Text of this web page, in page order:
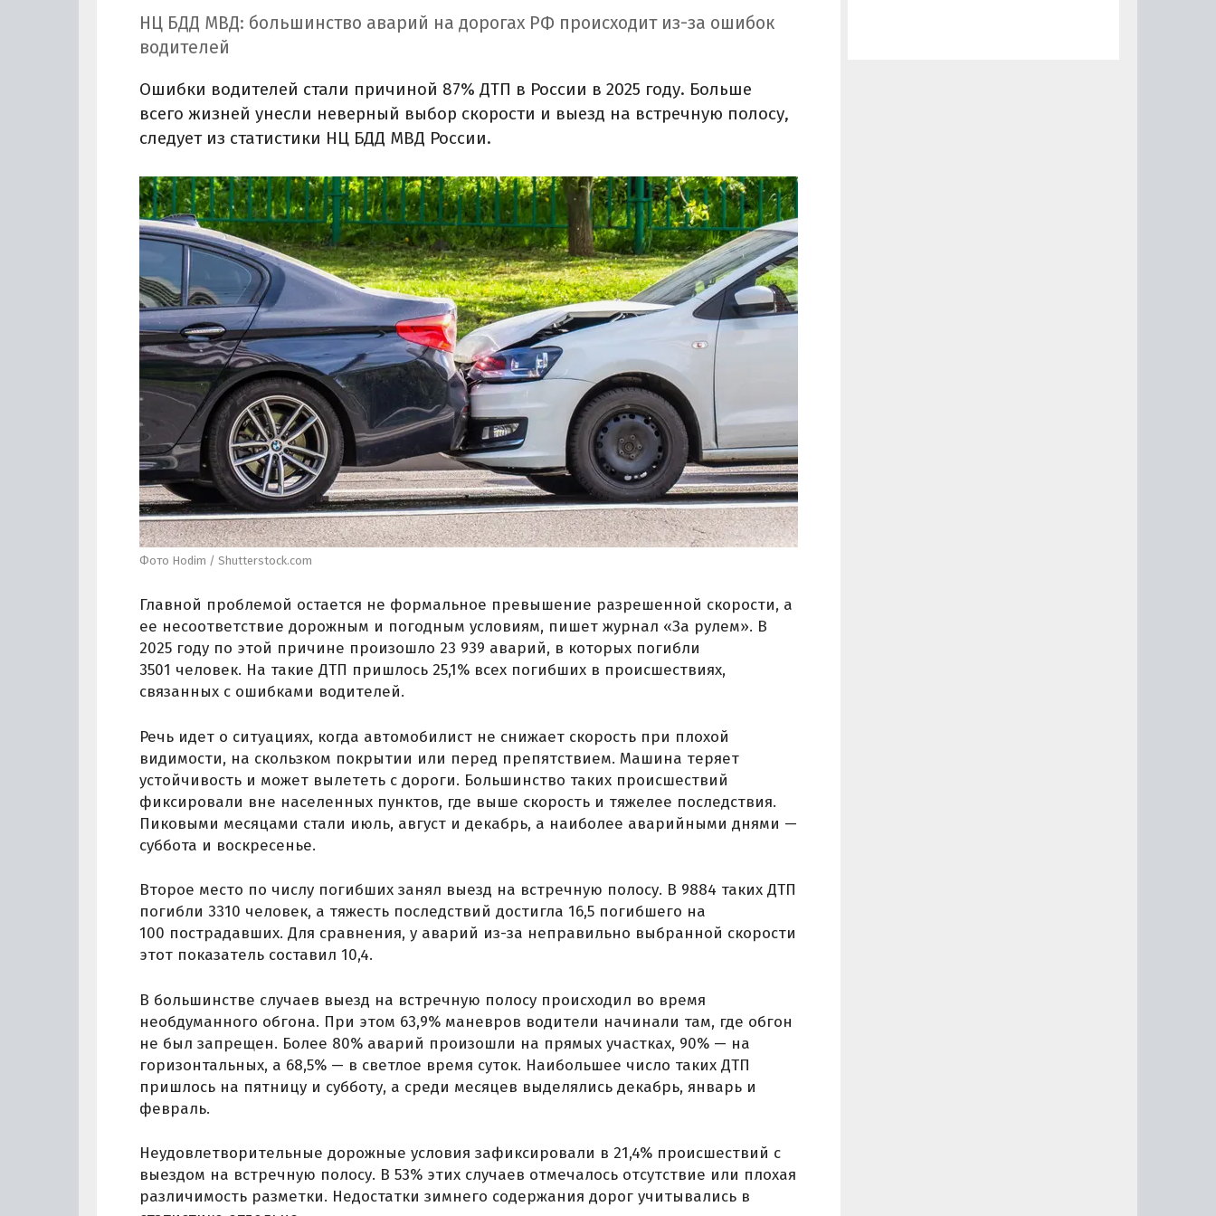
НЦ БДД МВД: большинство аварий на дорогах РФ происходит из-за ошибок
водителей
Ошибки водителей стали причиной 87% ДТП в России в 2025 году. Больше
всего жизней унесли неверный выбор скорости и выезд на встречную полосу,
следует из статистики НЦ БДД МВД России.
Фото Hodim / Shutterstock.com
Главной проблемой остается не формальное превышение разрешенной скорости, а
ее несоответствие дорожным и погодным условиям, пишет журнал «За рулем». В
2025 году по этой причине произошло 23 939 аварий, в которых погибли
3501 человек. На такие ДТП пришлось 25,1% всех погибших в происшествиях,
связанных с ошибками водителей.
Речь идет о ситуациях, когда автомобилист не снижает скорость при плохой
видимости, на скользком покрытии или перед препятствием. Машина теряет
устойчивость и может вылететь с дороги. Большинство таких происшествий
фиксировали вне населенных пунктов, где выше скорость и тяжелее последствия.
Пиковыми месяцами стали июль, август и декабрь, а наиболее аварийными днями —
суббота и воскресенье.
Второе место по числу погибших занял выезд на встречную полосу. В 9884 таких ДТП
погибли 3310 человек, а тяжесть последствий достигла 16,5 погибшего на
100 пострадавших. Для сравнения, у аварий из-за неправильно выбранной скорости
этот показатель составил 10,4.
В большинстве случаев выезд на встречную полосу происходил во время
необдуманного обгона. При этом 63,9% маневров водители начинали там, где обгон
не был запрещен. Более 80% аварий произошли на прямых участках, 90% — на
горизонтальных, а 68,5% — в светлое время суток. Наибольшее число таких ДТП
пришлось на пятницу и субботу, а среди месяцев выделялись декабрь, январь и
февраль.
Неудовлетворительные дорожные условия зафиксировали в 21,4% происшествий с
выездом на встречную полосу. В 53% этих случаев отмечалось отсутствие или плохая
различимость разметки. Недостатки зимнего содержания дорог учитывались в